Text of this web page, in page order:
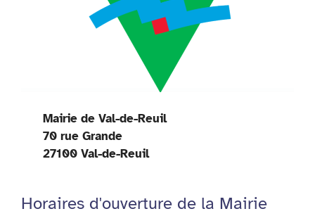
Mairie de Val-de-Reuil
70 rue Grande
27100 Val-de-Reuil
Horaires d'ouverture de la Mairie